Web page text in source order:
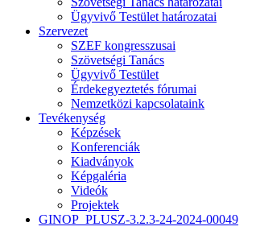
Ügyvivő Testület határozatai
Szervezet
SZEF kongresszusai
Szövetségi Tanács
Ügyvivő Testület
Érdekegyeztetés fórumai
Nemzetközi kapcsolataink
Tevékenység
Képzések
Konferenciák
Kiadványok
Képgaléria
Videók
Projektek
GINOP_PLUSZ-3.2.3-24-2024-00049